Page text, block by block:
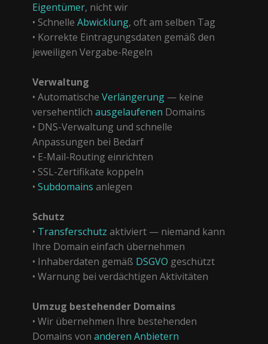
Eigentümer, nicht wir
• Schnelle Abwicklung, oft am selben Tag
• Korrekte Eintragungsdaten gemäß den
jeweiligen Vergabe-Regeln
Verwaltung
• Automatische Verlängerung — keine
versehentlich ausgelaufenen Domains
• DNS-Verwaltung und schnelle
Anpassungen bei Bedarf
• E-Mail-Routing einrichten
• SSL-Zertifikate koppeln
• Subdomains anlegen
Schutz
• Transferschutz aktiviert — niemand kann
Ihre Domain einfach übernehmen
• Inhaberdaten gemäß DSGVO geschützt
• Warnung bei verdächtigen Aktivitäten
Umzug bestehender Domains
• Wir übernehmen Ihre bestehenden
Domains von anderen Anbietern